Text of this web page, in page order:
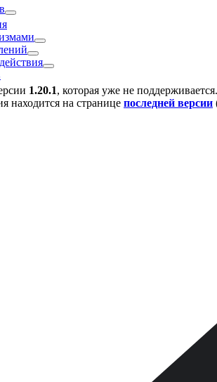
1.20.1, которая уже не поддерживается.
находится на странице последней версии